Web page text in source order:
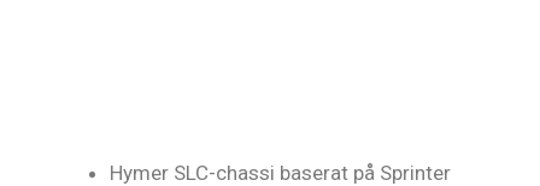
Hymer SLC-chassi baserat på Sprinter